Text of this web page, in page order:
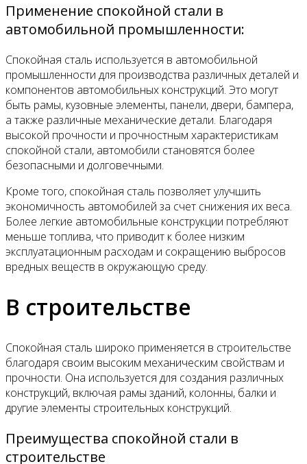
Применение спокойной стали в
автомобильной промышленности:
Спокойная сталь используется в автомобильной
промышленности для производства различных деталей и
компонентов автомобильных конструкций. Это могут
быть рамы, кузовные элементы, панели, двери, бампера,
а также различные механические детали. Благодаря
высокой прочности и прочностным характеристикам
спокойной стали, автомобили становятся более
безопасными и долговечными.
Кроме того, спокойная сталь позволяет улучшить
экономичность автомобилей за счет снижения их веса.
Более легкие автомобильные конструкции потребляют
меньше топлива, что приводит к более низким
эксплуатационным расходам и сокращению выбросов
вредных веществ в окружающую среду.
В строительстве
Спокойная сталь широко применяется в строительстве
благодаря своим высоким механическим свойствам и
прочности. Она используется для создания различных
конструкций, включая рамы зданий, колонны, балки и
другие элементы строительных конструкций.
Преимущества спокойной стали в
строительстве